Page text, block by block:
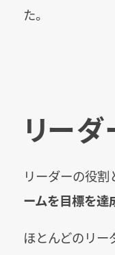
た。
リー
リーダーの役
ームを目標を達
ほとんどのリ